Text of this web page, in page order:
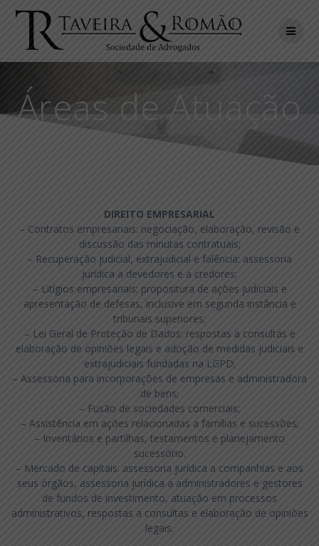
to
content
Áreas de Atuação
DIREITO EMPRESARIAL
– Contratos empresariais: negociação, elaboração, revisão e
discussão das minutas contratuais;
– Recuperação judicial, extrajudicial e falência: assessoria
jurídica a devedores e a credores;
– Litígios empresariais: propositura de ações judiciais e
apresentação de defesas, inclusive em segunda instância e
tribunais superiores;
– Lei Geral de Proteção de Dados: respostas a consultas e
elaboração de opiniões legais e adoção de medidas judiciais e
extrajudiciais fundadas na LGPD;
– Assessoria para incorporações de empresas e administradora
de bens;
– Fusão de sociedades comerciais;
– Assistência em ações relacionadas a famílias e sucessões;
– Inventários e partilhas, testamentos e planejamento
sucessório.
– Mercado de capitais: assessoria jurídica a companhias e aos
seus órgãos, assessoria jurídica a administradores e gestores
de fundos de investimento, atuação em processos
administrativos, respostas a consultas e elaboração de opiniões
legais.